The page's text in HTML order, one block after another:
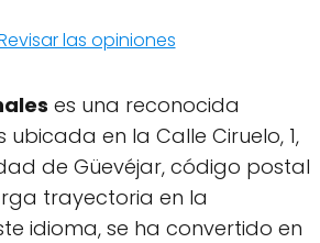
las opiniones
es una reconocida
ubicada en la Calle Ciruelo, 1,
de Güevéjar, código postal
trayectoria en la
idioma, se ha convertido en